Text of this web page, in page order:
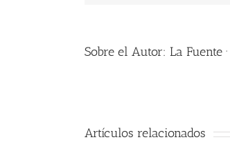
Sobre el Autor: La Fuente
Artículos relacionados